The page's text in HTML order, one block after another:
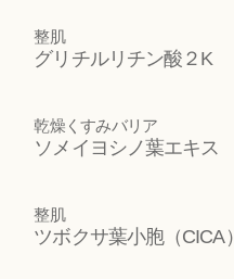
整肌
グリチルリチン酸２K
乾燥くすみバリア
ソメイヨシノ葉エキス
整肌
ツボクサ葉小胞（CICA）